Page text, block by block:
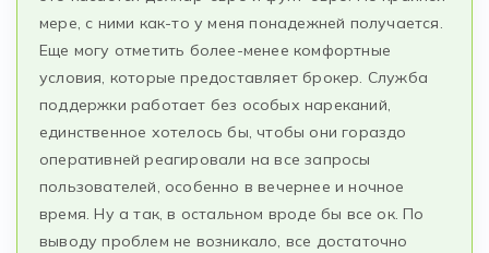
мере, с ними как-то у меня понадежней получается.
Еще могу отметить более-менее комфортные
условия, которые предоставляет брокер. Служба
поддержки работает без особых нареканий,
единственное хотелось бы, чтобы они гораздо
оперативней реагировали на все запросы
пользователей, особенно в вечернее и ночное
время. Ну а так, в остальном вроде бы все ок. По
выводу проблем не возникало, все достаточно